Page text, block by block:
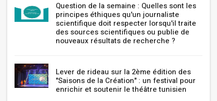
Question de la semaine : Quelles sont les
principes éthiques qu'un journaliste
scientifique doit respecter lorsqu'il traite
des sources scientifiques ou publie de
nouveaux résultats de recherche ?
Lever de rideau sur la 2ème édition des
"Saisons de la Création" : un festival pour
enrichir et soutenir le théâtre tunisien